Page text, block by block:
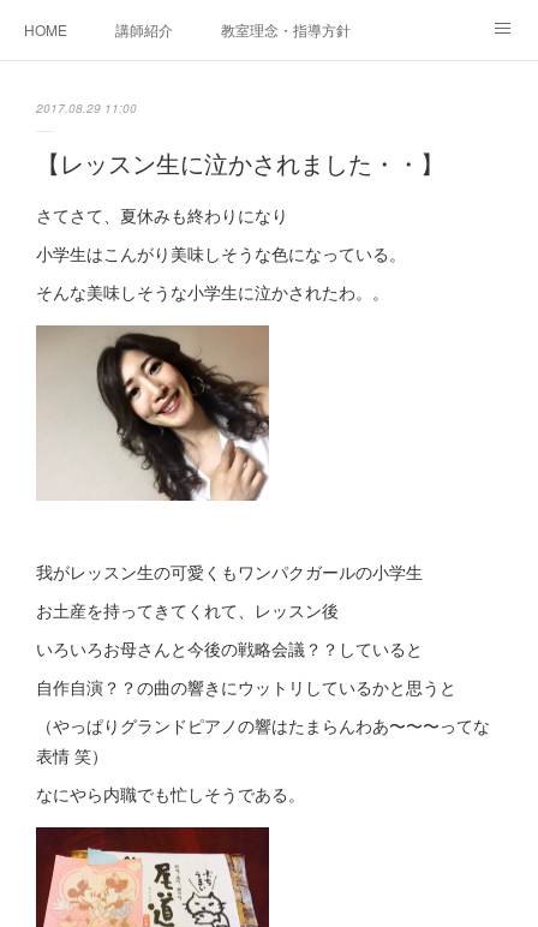
HOME 講師紹介 教室理念・指導方針
ご相談・体験レッスンお申し込み
アクセス
2017.08.29 11:00
【レッスン生に泣かされました・・】
さてさて、夏休みも終わりになり
小学生はこんがり美味しそうな色になっている。
そんな美味しそうな小学生に泣かされたわ。。
我がレッスン生の可愛くもワンパクガールの小学生
お土産を持ってきてくれて、レッスン後
いろいろお母さんと今後の戦略会議？？していると
自作自演？？の曲の響きにウットリしているかと思うと
（やっぱりグランドピアノの響はたまらんわあ〜〜〜ってな
表情 笑）
なにやら内職でも忙しそうである。